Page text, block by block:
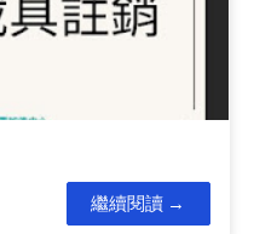
繼續閱讀